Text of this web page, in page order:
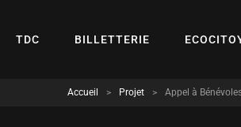
TDC BILLETTERIE
Accueil > Projet > Appel à